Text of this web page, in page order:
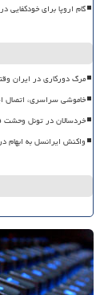
گام اروپا برای خودکفایی
مرگ دورکاری در ایران
خاموشی سراسری، اتصال
خردسالان در تونل وحشت
واکنش ایرانسل به ابهام